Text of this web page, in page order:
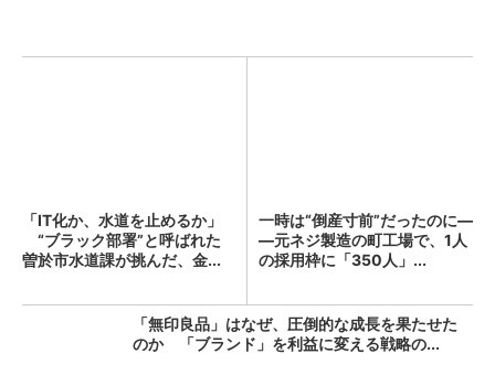
「IT化か、水道を止めるか」
“ブラック部署”と呼ばれた
曽於市水道課が挑んだ、金...
一時は“倒産寸前”だったのに―
―元ネジ製造の町工場で、1人
の採用枠に「350人」...
「無印良品」はなぜ、圧倒的な成長を果たせた
のか 「ブランド」を利益に変える戦略の...